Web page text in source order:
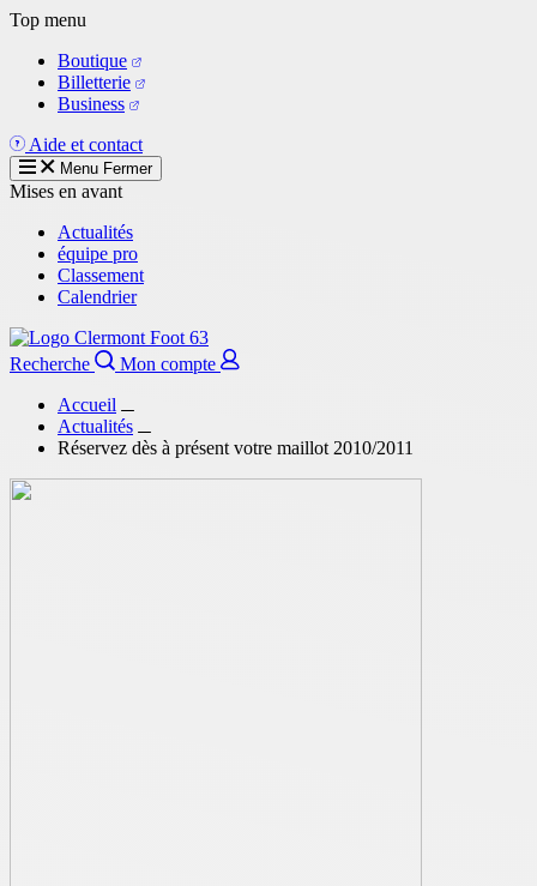
Aller
contenu
principal
Top menu
Boutique
Billetterie
Business
Aide et contact
Menu Fermer
Mises en avant
Actualités
équipe pro
Classement
Calendrier
Recherche
Mon compte
Accueil
Actualités
Réservez dès à présent votre maillot 2010/2011